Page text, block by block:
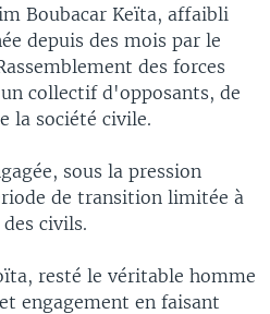
Boubacar Keïta, affaibli
depuis des mois par le
des forces
collectif d'opposants, de
la société civile.
sous la pression
de transition limitée à
civils.
resté le véritable homme
engagement en faisant